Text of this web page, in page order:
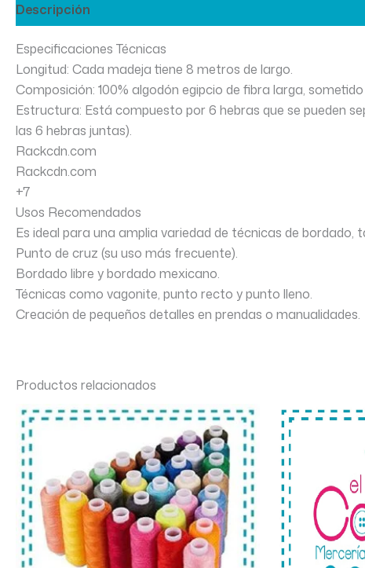
Descripción
Especificaciones Técnicas
Longitud: Cada madeja tiene 8 metros de largo.
Composición: 100% algodón egipcio de fibra larga,
Estructura: Está compuesto por 6 hebras que se pueden
las 6 hebras juntas).
Rackcdn.com
Rackcdn.com
+7
Usos Recomendados
Es ideal para una amplia variedad de técnicas de bordado,
Punto de cruz (su uso más frecuente).
Bordado libre y bordado mexicano.
Técnicas como vagonite, punto recto y punto lleno.
Creación de pequeños detalles en prendas o manualidades.
Productos relacionados